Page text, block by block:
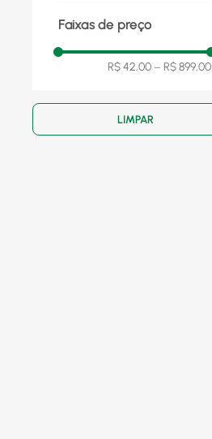
Nau (2)
Oversize (2)
Extra Larga (1)
Profundidade
104 x 66 x 83 cm (1)
Faixas de preço
R$ 42,00 – R$ 899,00